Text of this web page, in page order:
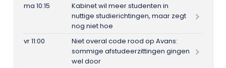
ma 10:15
Kabinet wil meer studenten in
nuttige studierichtingen, maar zegt
nog niet hoe
vr 11:00
Niet overal code rood op Avans:
sommige afstudeerzittingen gingen
wel door